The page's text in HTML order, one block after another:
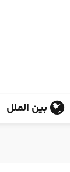
بین الملل